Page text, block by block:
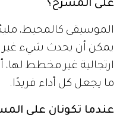
على المسرح؟
الموسيقى كالمحيط،
يمكن أن يحدث شيء
ارتجالية غير مخطط
ما يجعل كل أداء فريدًا.
عندما تكونان على